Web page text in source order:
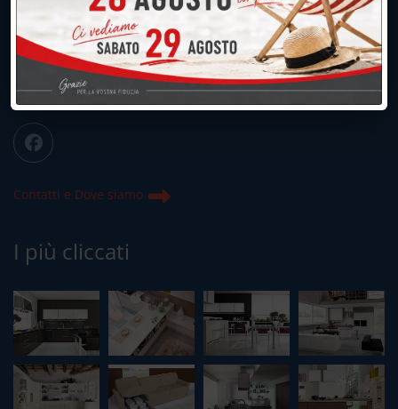
039.677.2778
info@peregoarredamenti.it
ORARI: 09.00/12.00 - 15.00/19.15
Chiuso domenica e lunedì mattina
Contatti e Dove siamo
I più cliccati